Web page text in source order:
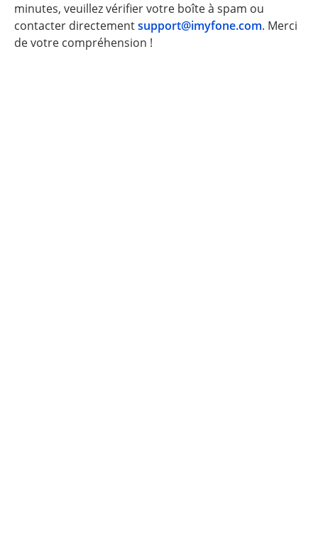
minutes, veuillez vérifier votre boîte à spam ou
contacter directementsupport@imyfone.com. Merci
de votre compréhension !